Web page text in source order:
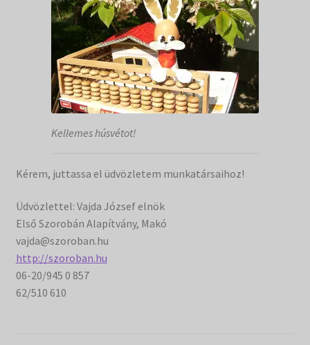
Alapítvány
Kellemes húsvétot!
Kérem, juttassa el üdvözletem munkatársaihoz!
Üdvözlettel: Vajda József elnök
Első Szorobán Alapítvány, Makó
vajda@szoroban.hu
http://szoroban.hu
06-20/945 0 857
62/510 610